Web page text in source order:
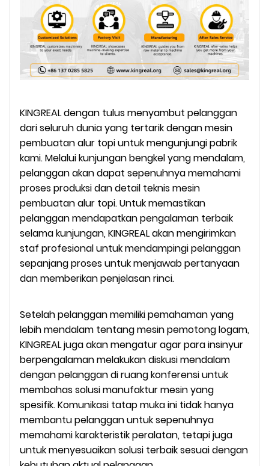
KINGREAL dengan tulus menyambut pelanggan
dari seluruh dunia yang tertarik dengan mesin
pembuatan alur topi untuk mengunjungi pabrik
kami. Melalui kunjungan bengkel yang mendalam,
pelanggan akan dapat sepenuhnya memahami
proses produksi dan detail teknis mesin
pembuatan alur topi. Untuk memastikan
pelanggan mendapatkan pengalaman terbaik
selama kunjungan, KINGREAL akan mengirimkan
staf profesional untuk mendampingi pelanggan
sepanjang proses untuk menjawab pertanyaan
dan memberikan penjelasan rinci.
Setelah pelanggan memiliki pemahaman yang
lebih mendalam tentang mesin pemotong logam,
KINGREAL juga akan mengatur agar para insinyur
berpengalaman melakukan diskusi mendalam
dengan pelanggan di ruang konferensi untuk
membahas solusi manufaktur mesin yang
spesifik. Komunikasi tatap muka ini tidak hanya
membantu pelanggan untuk sepenuhnya
memahami karakteristik peralatan, tetapi juga
untuk menyesuaikan solusi terbaik sesuai dengan